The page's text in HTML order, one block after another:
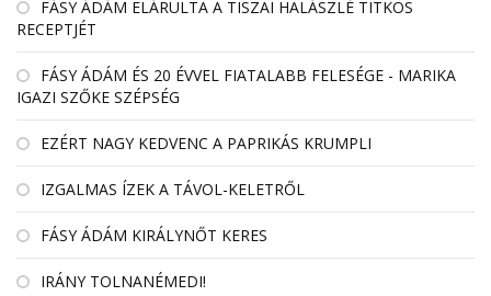
FÁSY ÁDÁM ELÁRULTA A TISZAI HALÁSZLÉ TITKOS
RECEPTJÉT
FÁSY ÁDÁM ÉS 20 ÉVVEL FIATALABB FELESÉGE - MARIKA
IGAZI SZŐKE SZÉPSÉG
EZÉRT NAGY KEDVENC A PAPRIKÁS KRUMPLI
IZGALMAS ÍZEK A TÁVOL-KELETRŐL
FÁSY ÁDÁM KIRÁLYNŐT KERES
IRÁNY TOLNANÉMEDI!